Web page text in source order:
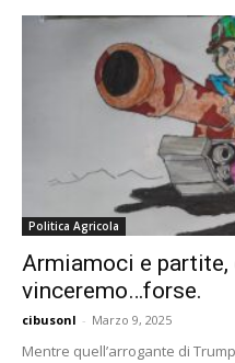
Politica Agricola
Armiamoci e partite,
vinceremo…forse.
cibusonl - Marzo 9, 2025
Mentre quell’arrogante di